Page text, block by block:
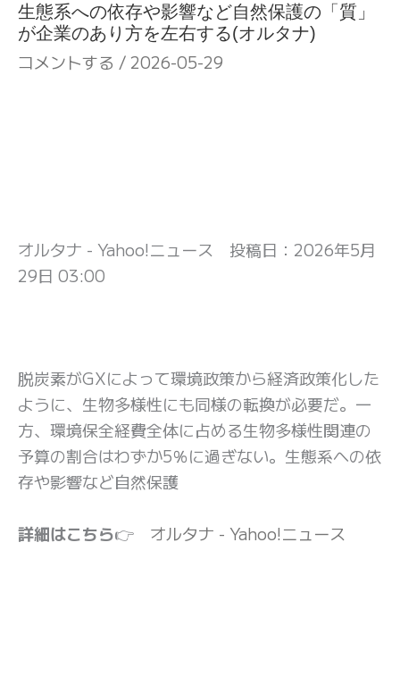
生態系への依存や影響など自然保護の「質」
が企業のあり方を左右する(オルタナ)
コメントする / 2026-05-29
オルタナ - Yahoo!ニュース 投稿日： 2026年5月
29日 03:00
脱炭素がGXによって環境政策から経済政策化した
ように、生物多様性にも同様の転換が必要だ。一
方、環境保全経費全体に占める生物多様性関連の
予算の割合はわずか5％に過ぎない。生態系への依
存や影響など自然保護
詳細はこちら👉 オルタナ - Yahoo!ニュース